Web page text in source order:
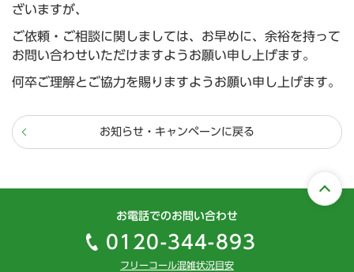
ざいますが、
ご依頼・ご相談に関しましては、お早めに、余裕を持って
お問い合わせいただけますようお願い申し上げます。
何卒ご理解とご協力を賜りますようお願い申し上げます。
お知らせ・キャンペーンに戻る
お電話でのお問い合わせ
0120-344-893
フリーコール混雑状況目安